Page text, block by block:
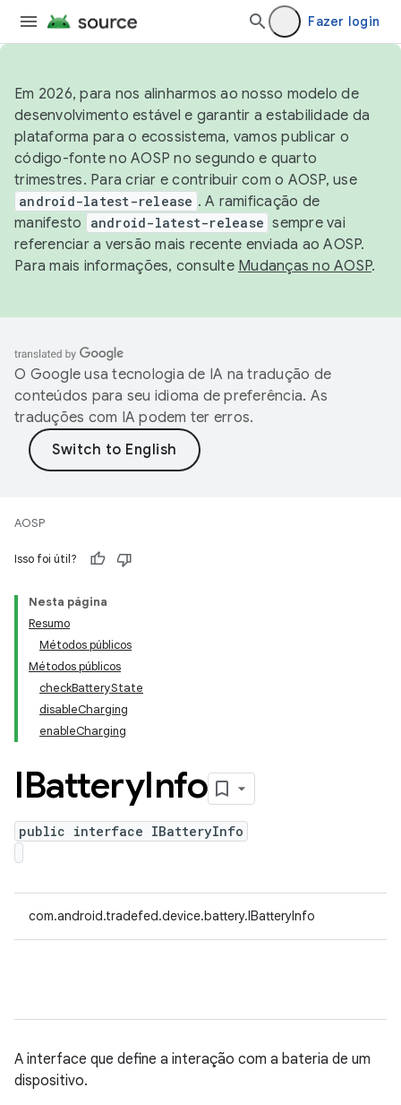
Fazer login
Em 2026, para nos alinharmos ao nosso modelo de
desenvolvimento estável e garantir a estabilidade da
plataforma para o ecossistema, vamos publicar o
código-fonte no AOSP no segundo e quarto
trimestres. Para criar e contribuir com o AOSP, use
android-latest-release . A ramificação de
manifesto
android-latest-release sempre vai
referenciar a versão mais recente enviada ao AOSP.
Para mais informações, consulte Mudanças no AOSP.
O Google usa tecnologia de IA na tradução de
conteúdos para seu idioma de preferência. As
traduções com IA podem ter erros.
AOSP
Isso foi útil?
Nesta página
Resumo
Métodos públicos
Métodos públicos
checkBatteryState
disableCharging
enableCharging
IBatteryInfo
public interface IBatteryInfo
com.android.tradefed.device.battery.IBatteryInfo
A interface que define a interação com a bateria de um
dispositivo.